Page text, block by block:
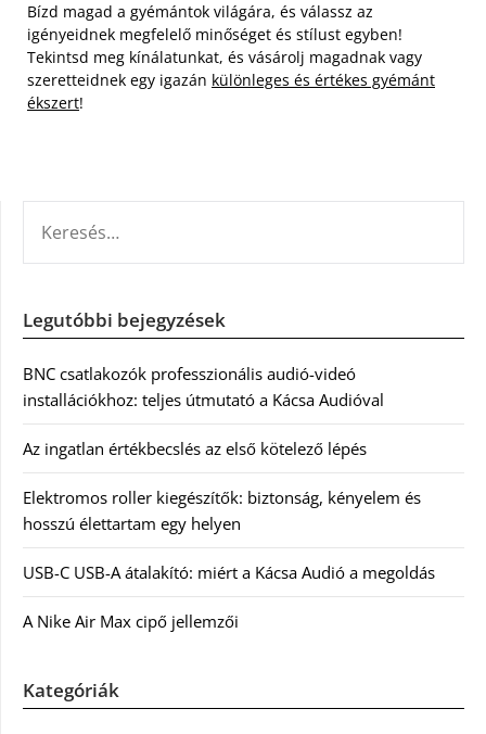
Bízd magad a gyémántok világára, és válassz az
igényeidnek megfelelő minőséget és stílust egyben!
Tekintsd meg kínálatunkat, és vásárolj magadnak vagy
szeretteidnek egy igazán különleges és értékes gyémánt
ékszert!
Legutóbbi bejegyzések
BNC csatlakozók professzionális audió-videó
installációkhoz: teljes útmutató a Kácsa Audióval
Az ingatlan értékbecslés az első kötelező lépés
Elektromos roller kiegészítők: biztonság, kényelem és
hosszú élettartam egy helyen
USB-C USB-A átalakító: miért a Kácsa Audió a megoldás
A Nike Air Max cipő jellemzői
Kategóriák